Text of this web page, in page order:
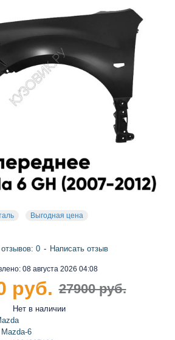
Выгодная цена
Mazda-6
08 августа 2026 04:08
Нет в наличии
отзывов: 0 - Написать отзыв
27900 руб.
руб.